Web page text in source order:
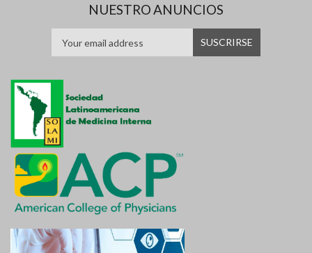
NUESTRO ANUNCIOS